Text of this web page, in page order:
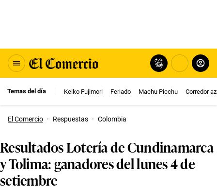
Temas del día Keiko Fujimori Feriado Machu Picchu Corredor
El Comercio · Respuestas · Colombia
Resultados Lotería de Cundinamarca
y Tolima: ganadores del lunes 4 de
setiembre